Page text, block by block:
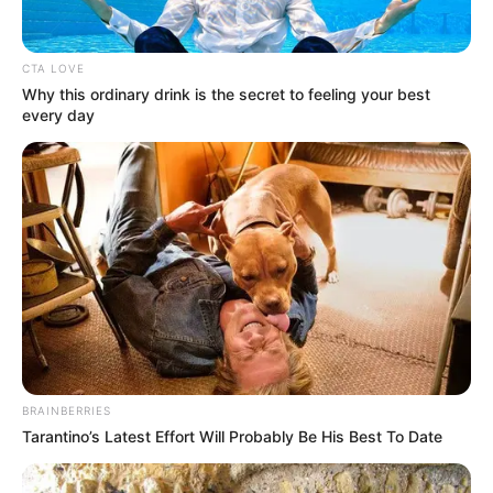
personas que deben renovarla (el
plazo se vence pronto)
Larestricción se mantiene para los carros particulares
de acuerdo con el último número de la placa, y para las
motocicletas de dos y cuatro tiempos, según el primer
dígito de la matrícula. Además de Medellín, la norma
también rige enBello, Itagüí, Envigado, Sabaneta, La
Estrella, Caldas, Copacabana, Girardota y Barbosa.
CTA LOVE
Why this ordinary drink is the secret to feeling your best
every day
BRAINBERRIES
Tarantino’s Latest Effort Will Probably Be His Best To Date